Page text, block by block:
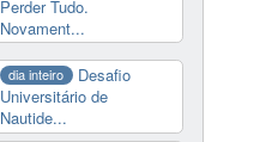
Perder Tudo.
Novament...
dia inteiro
Desafio
Universitário de
Nautide...